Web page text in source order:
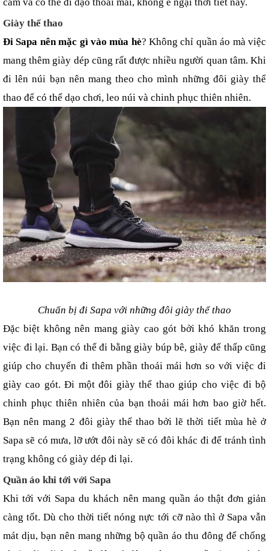
Giày thể thao
Đi Sapa nên mặc gì vào mùa hè? Không chỉ quần áo mà việc
mang thêm giày dép cũng rất được nhiều người quan tâm. Khi
đi lên núi bạn nên mang theo cho mình những đôi giày thể
thao để có thể dạo chơi, leo núi và chinh phục thiên nhiên.
Chuẩn bị đi Sapa với những đôi giày thể thao
Đặc biệt không nên mang giày cao gót bởi khó khăn trong
việc đi lại. Bạn có thể đi bằng giày búp bê, giày đế thấp cũng
giúp cho chuyến đi thêm phần thoải mái hơn so với việc đi
giày cao gót. Đi một đôi giày thể thao giúp cho việc đi bộ
chinh phục thiên nhiên của bạn thoải mái hơn bao giờ hết.
Bạn nên mang 2 đôi giày thể thao bởi lẽ thời tiết mùa hè ở
Sapa sẽ có mưa, lỡ ướt đôi này sẽ có đôi khác đi để tránh tình
trạng không có giày dép đi lại.
Quần áo khi tới với Sapa
Khi tới với Sapa du khách nên mang quần áo thật đơn giản
càng tốt. Dù cho thời tiết nóng nực tới cỡ nào thì ở Sapa vẫn
mát dịu, bạn nên mang những bộ quần áo thu đông để chống